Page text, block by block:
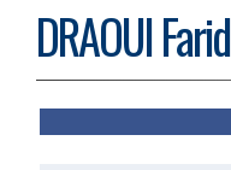
DRAOUI Farid